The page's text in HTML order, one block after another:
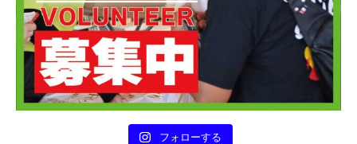
フォローする